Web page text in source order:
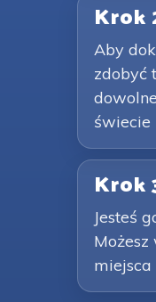
Krok
Aby
zdobyć
świecie
Krok
Jesteś